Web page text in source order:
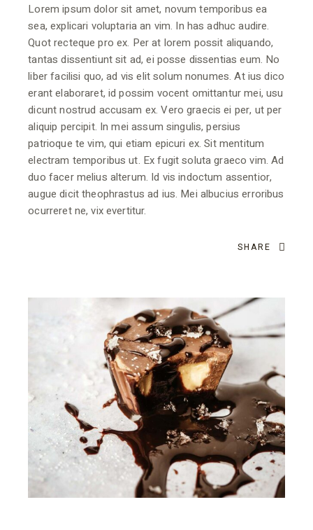
Lorem ipsum dolor sit amet, novum temporibus ea
sea, explicari voluptaria an vim. In has adhuc audire.
Quot recteque pro ex. Per at lorem possit aliquando,
tantas dissentiunt sit ad, ei posse dissentias eum. No
liber facilisi quo, ad vis elit solum nonumes. At ius dico
erant elaboraret, id possim vocent omittantur mei, usu
dicunt nostrud accusam ex. Vero graecis ei per, ut per
aliquip percipit. In mei assum singulis, persius
patrioque te vim, qui etiam epicuri ex. Sit mentitum
electram temporibus ut. Ex fugit soluta graeco vim. Ad
duo facer melius alterum. Id vis indoctum assentior,
augue dicit theophrastus ad ius. Mei albucius erroribus
ocurreret ne, vix evertitur.
SHARE